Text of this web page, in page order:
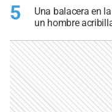
5
Una balacera en
un hombre